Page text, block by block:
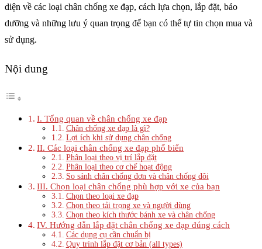
diện về các loại chân chống xe đạp, cách lựa chọn, lắp đặt, bảo
dưỡng và những lưu ý quan trọng để bạn có thể tự tin chọn mua và
sử dụng.
Nội dung
I. Tổng quan về chân chống xe đạp
Chân chống xe đạp là gì?
Lợi ích khi sử dụng chân chống
II. Các loại chân chống xe đạp phổ biến
Phân loại theo vị trí lắp đặt
Phân loại theo cơ chế hoạt động
So sánh chân chống đơn và chân chống đôi
III. Chọn loại chân chống phù hợp với xe của bạn
Chọn theo loại xe đạp
Chọn theo tải trọng xe và người dùng
Chọn theo kích thước bánh xe và chân chống
IV. Hướng dẫn lắp đặt chân chống xe đạp đúng cách
Các dụng cụ cần chuẩn bị
Quy trình lắp đặt cơ bản (all types)